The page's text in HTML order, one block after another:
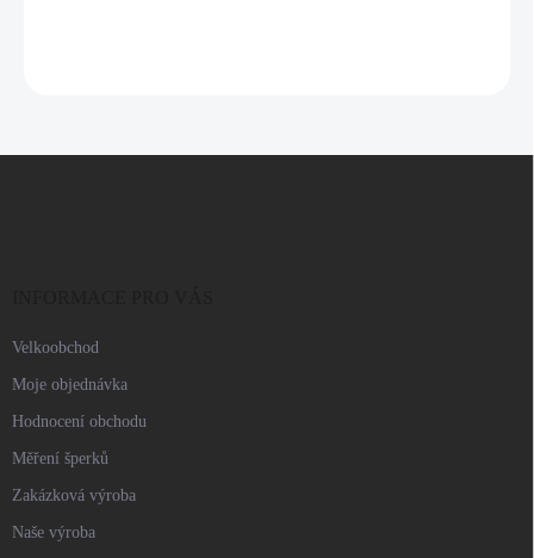
Velkoobchod
Moje objednávka
Hodnocení obchodu
Měření šperků
Zakázková výroba
Naše výroba